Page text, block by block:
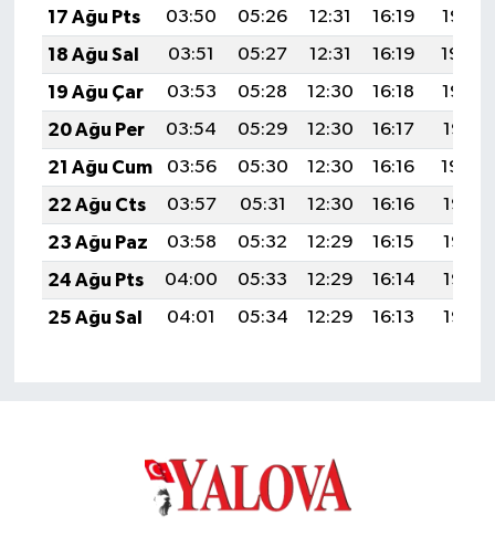
17 Ağu Pts
03:50 05:26 12:31 16:19
19:26
18 Ağu Sal
03:51 05:27 12:31 16:19
19:24
19 Ağu Çar
03:53 05:28 12:30 16:18
19:23
20 Ağu Per
03:54 05:29 12:30 16:17
19:21
21 Ağu Cum
03:56 05:30 12:30 16:16
19:20
22 Ağu Cts
03:57 05:31 12:30 16:16
19:18
23 Ağu Paz
03:58 05:32 12:29 16:15
19:17
24 Ağu Pts
04:00 05:33 12:29 16:14
19:15
25 Ağu Sal
04:01 05:34 12:29 16:13 19:14